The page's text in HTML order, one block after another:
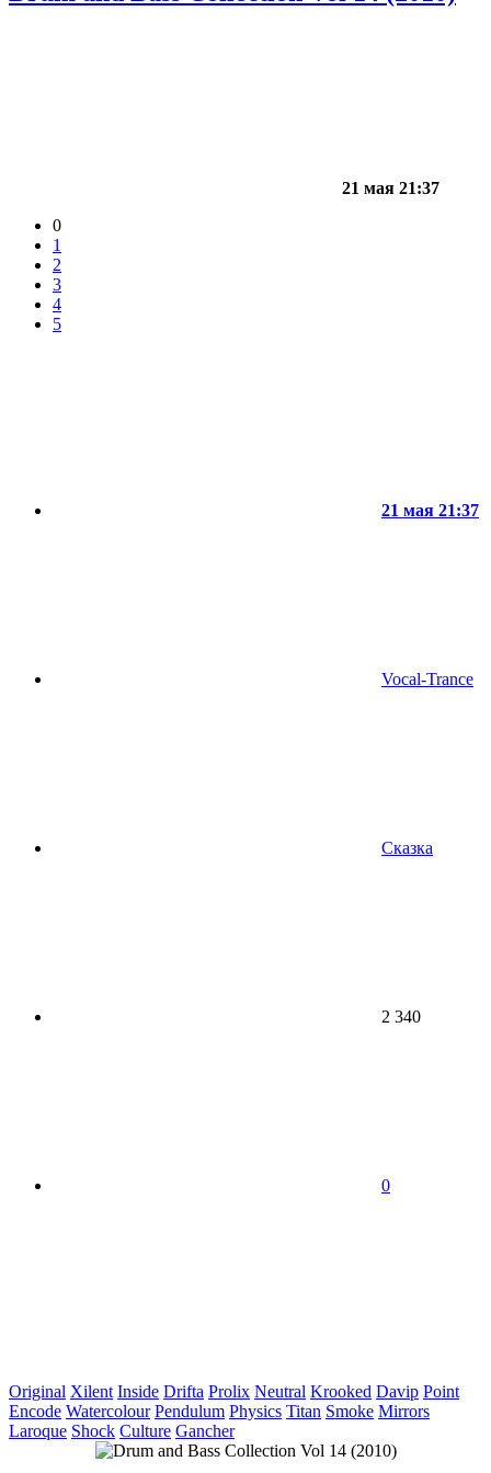
21 мая 21:37
0
1
2
3
4
5
21 мая 21:37
Vocal-Trance
Сказка
2 340
0
Original Xilent Inside Drifta Prolix Neutral Krooked Davip Point
Encode Watercolour Pendulum Physics Titan Smoke Mirrors
Laroque Shock Culture Gancher